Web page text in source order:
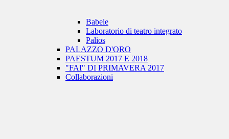
Babele
Laboratorio di teatro integrato
Palios
PALAZZO D'ORO
PAESTUM 2017 E 2018
"FAI" DI PRIMAVERA 2017
Collaborazioni